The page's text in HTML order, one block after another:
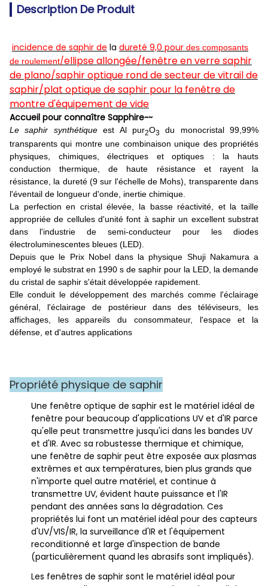
Description De Produit
incidence de saphir de la dureté 9,0 pour des composants
de roulement/ellipse allongée/fenêtre en verre saphir
de plano/saphir optique rond de secteur de vitrail de
saphir/plat optique de saphir pour la fenêtre de
montre d'équipement de vide
Accueil pour connaître Sapphire~~
Le saphir synthétiqueest Al pur2O3
du monocristal 99,99%
transparents qui montre une combinaison unique des propriétés
physiques, chimiques, électriques et optiques : la hauts
conduction thermique, de haute résistance et rayent la
résistance, la dureté (9 sur l'échelle de Mohs), transparente dans
l'éventail de longueur d'onde, inertie chimique.
La perfection en cristal élevée, la basse réactivité, et la taille
appropriée de cellules d'unité font à saphir un excellent substrat
dans l'industrie de semi-conducteur pour les diodes
électroluminescentes bleues (LED).
Depuis que le Prix Nobel dans la physique Shuji Nakamura a
employé le substrat en 1990 s de saphir pour la LED, la demande
du cristal de saphir s'était développée rapidement.
Elle conduit le développement des marchés comme l'éclairage
général, l'éclairage de postérieur dans des téléviseurs, les
affichages, les appareils du consommateur, l'espace et la
défense, et d'autres applications
Propriété physique de saphir
Une fenêtre optique de saphir est le matériel idéal de
fenêtre pour beaucoup d'applications UV et d'IR parce
qu'elle peut transmettre jusqu'ici dans les bandes UV
et d'IR. Avec sa robustesse thermique et chimique,
une fenêtre de saphir peut être exposée aux plasmas
extrêmes et aux températures, bien plus grands que
n'importe quel autre matériel, et continue à
transmettre UV, évident haute puissance et l'IR
pendant des années sans la dégradation. Ces
propriétés lui font un matériel idéal pour des capteurs
d'UV/VIS/IR, la surveillance d'IR et l'équipement
reconditionné et large d'inspection de bande
(particulièrement quand les abrasifs sont impliqués).
Les fenêtres de saphir sont le matériel idéal pour